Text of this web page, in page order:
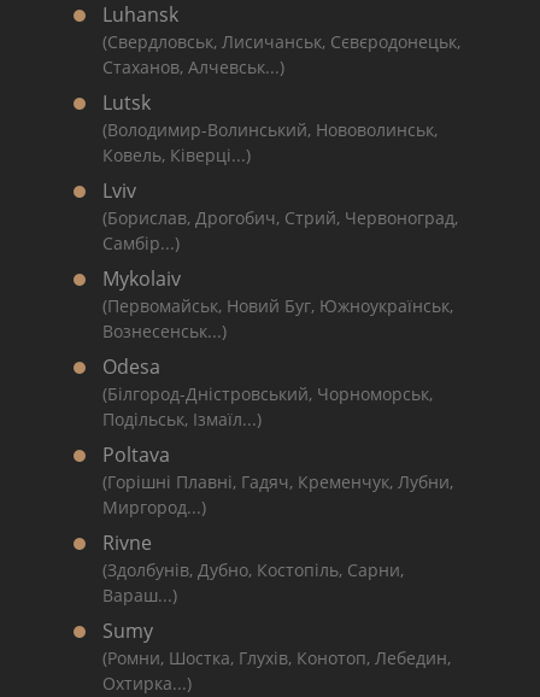
Luhansk
(Свердловськ, Лисичанськ, Сєвєродонецьк,
Стаханов, Алчевськ...)
Lutsk
(Володимир-Волинський, Нововолинськ,
Ковель, Ківерці...)
Lviv
(Борислав, Дрогобич, Стрий, Червоноград,
Самбір...)
Mykolaiv
(Первомайськ, Новий Буг, Южноукраїнськ,
Вознесенськ...)
Odesa
(Білгород-Дністровський, Чорноморськ,
Подільськ, Ізмаїл...)
Poltava
(Горішні Плавні, Гадяч, Кременчук, Лубни,
Миргород...)
Rivne
(Здолбунів, Дубно, Костопіль, Сарни,
Вараш...)
Sumy
(Ромни, Шостка, Глухів, Конотоп, Лебедин,
Охтирка...)